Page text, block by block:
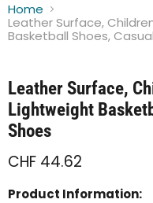
Home
Leather Surface,
Basketball Shoes,
Leather Surface,
Lightweight
Shoes
CHF 44.62
Product Information: